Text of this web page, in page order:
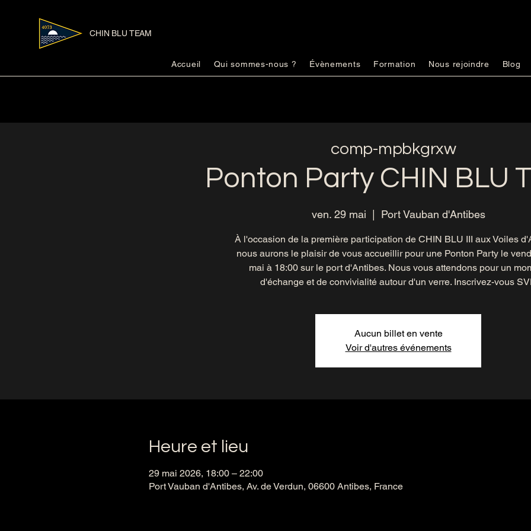
CHIN BLU TEAM
Accueil Qui sommes-nous ? Évènements Formation Nous rejoindre Blog
Ponton Party CHIN BLU
ven. 29 mai Port Vauban d'Antibes
À l'occasion de la première participation de CHIN BLU III aux Voiles
nous aurons le plaisir de vous accueillir pour une Ponton Party le
mai à 18:00 sur le port d'Antibes. Nous vous attendons pour un
d'échange et de convivialité autour d'un verre. Inscrivez-vous
Aucun billet en vente
Voir d'autres événements
Heure et lieu
29 mai 2026, 18:00 – 22:00
Port Vauban d'Antibes, Av. de Verdun, 06600 Antibes, France
comp-mpbkgrxw